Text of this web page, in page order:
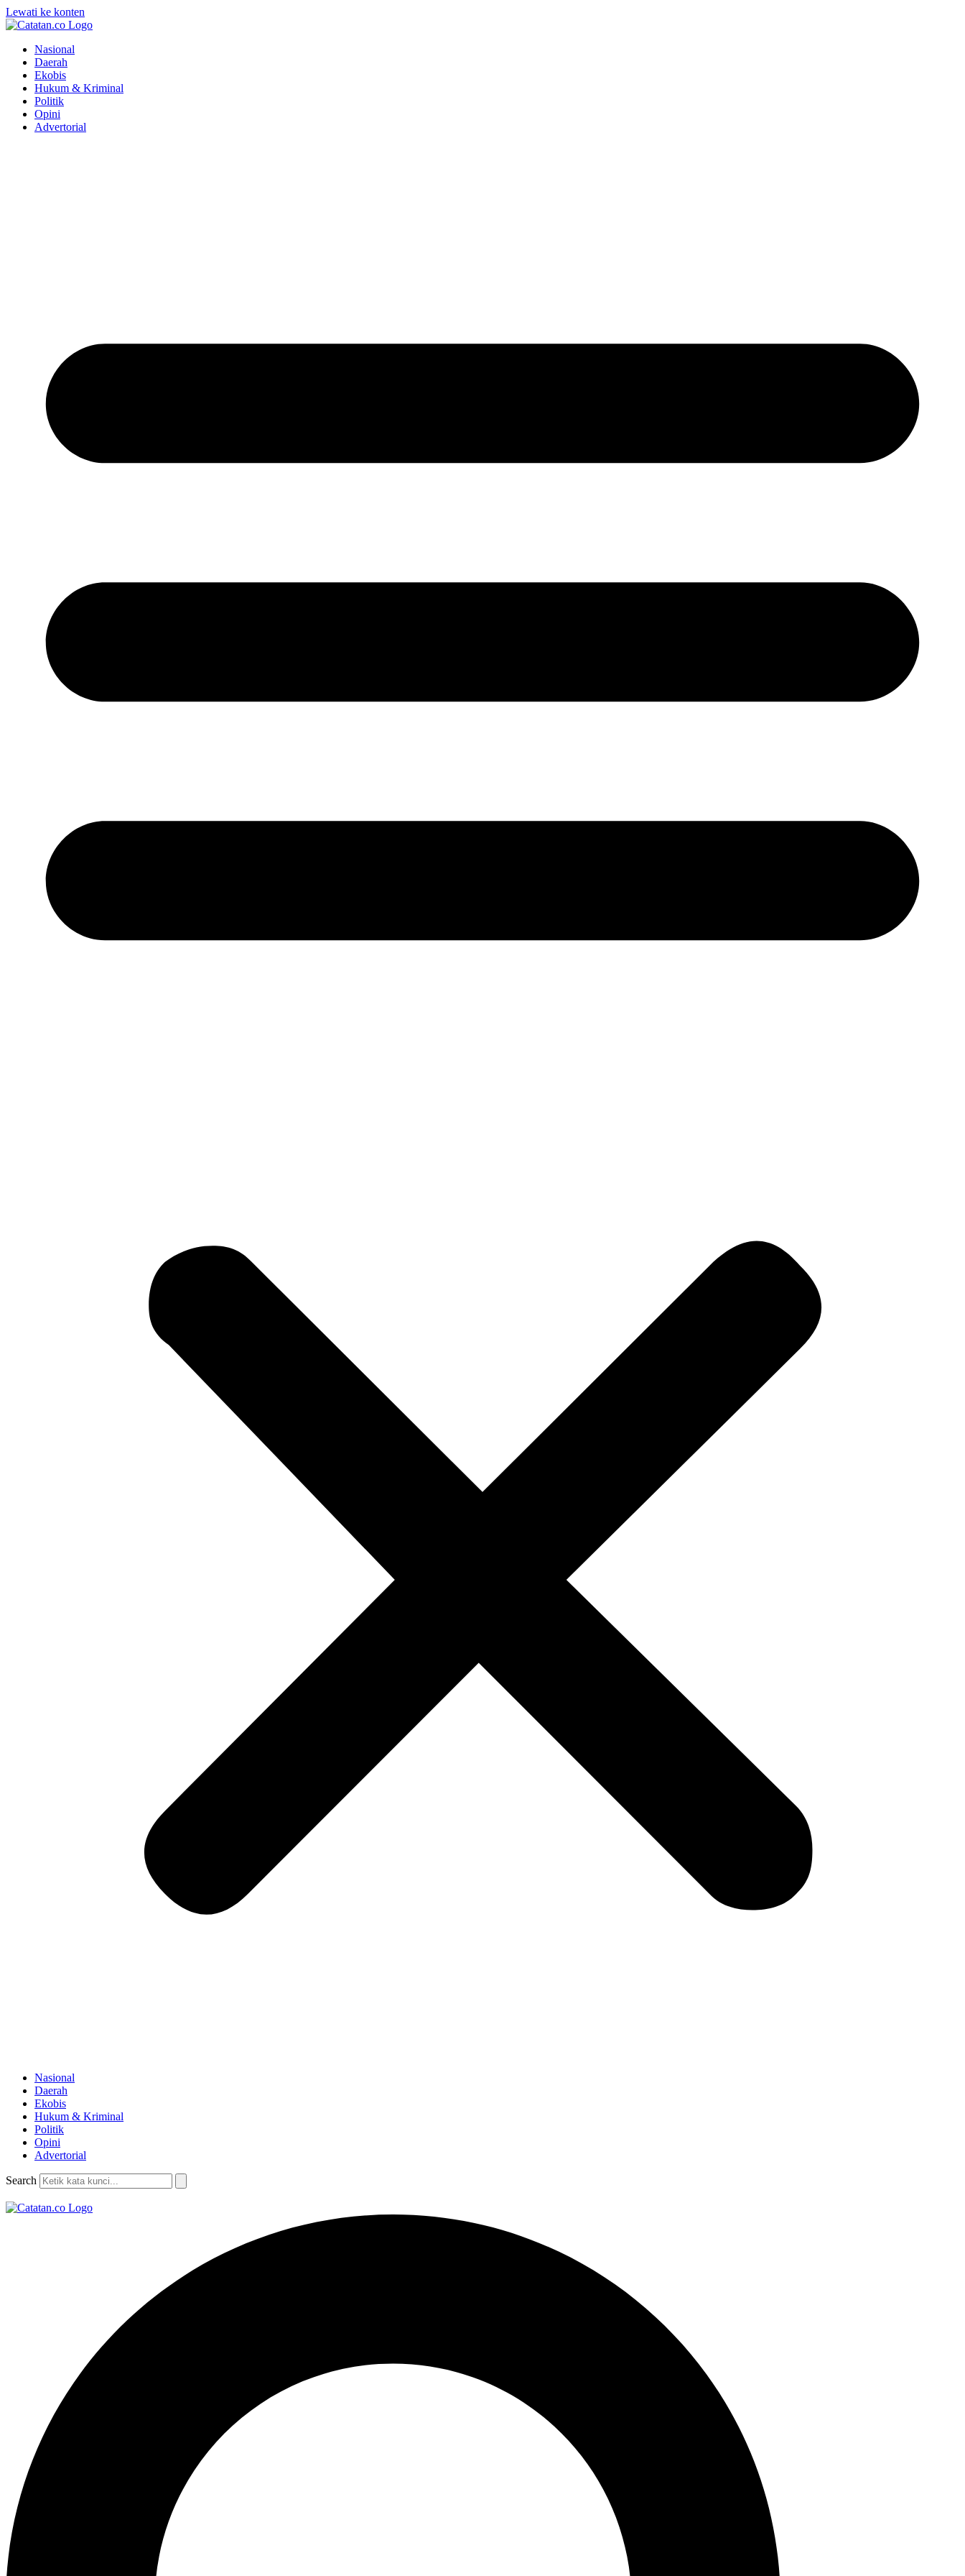
Lewati ke konten
Nasional
Daerah
Ekobis
Hukum & Kriminal
Politik
Opini
Advertorial
Nasional
Daerah
Ekobis
Hukum & Kriminal
Politik
Opini
Advertorial
Search